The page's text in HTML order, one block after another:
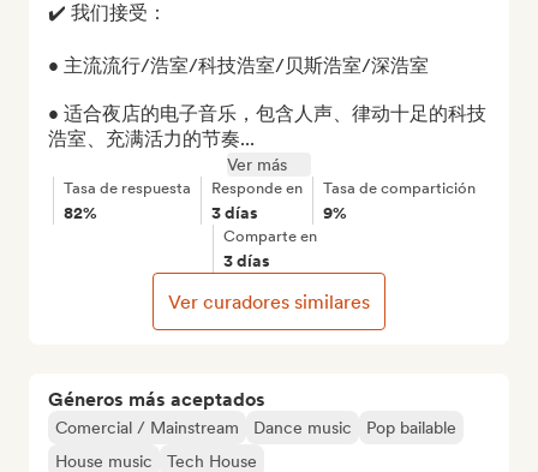
Géneros más aceptados
Comercial / Mainstream Dance music
Pop bailable
House music
Tech House
✔️ 我们接受：
• 主流流行/浩室/科技浩室/贝斯浩室/深浩室
• 适合夜店的电子音乐，包含人声、律动十足的科技
浩室、充满活力的节奏...
Ver más
Tasa de respuesta
82%
Responde en
3 días
Tasa de compartición
9%
Comparte en
3 días
Ver curadores similares